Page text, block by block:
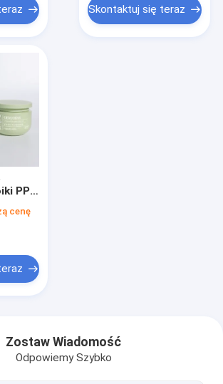
Skontaktuj się teraz
PP
cenę
Zostaw Wiadomość
Odpowiemy Szybko